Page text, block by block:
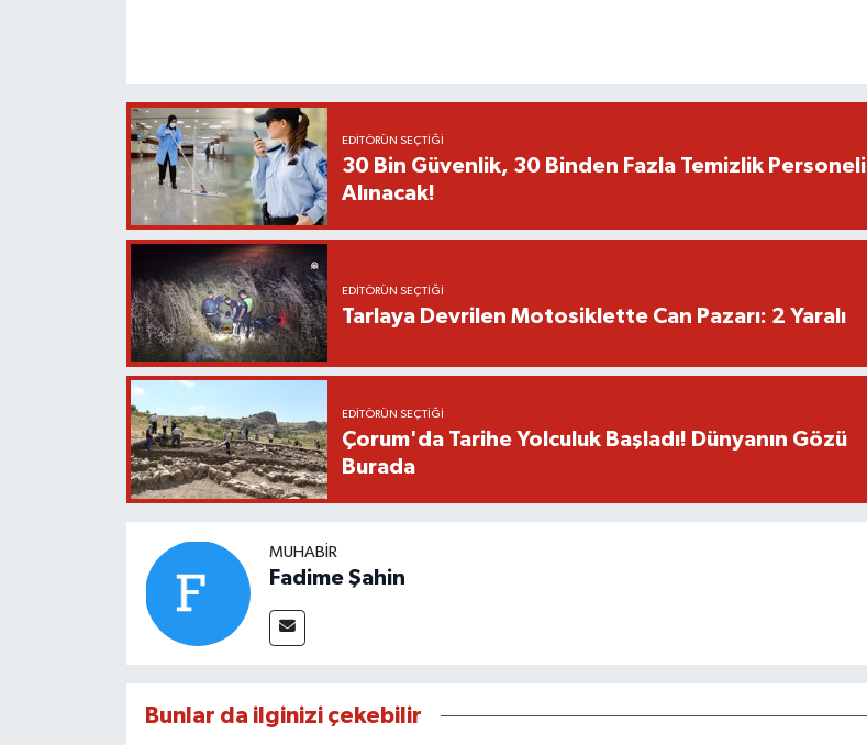
EDITÖRÜN SEÇTIĞI
30 Bin Güvenlik, 30 Binden Fazla Temizlik Personeli
Alınacak!
EDITÖRÜN SEÇTIĞI
Tarlaya Devrilen Motosiklette Can Pazarı: 2 Yaralı
EDITÖRÜN SEÇTIĞI
Çorum'da Tarihe Yolculuk Başladı! Dünyanın Gözü
Burada
MUHABIR
Fadime Şahin
Bunlar da ilginizi çekebilir